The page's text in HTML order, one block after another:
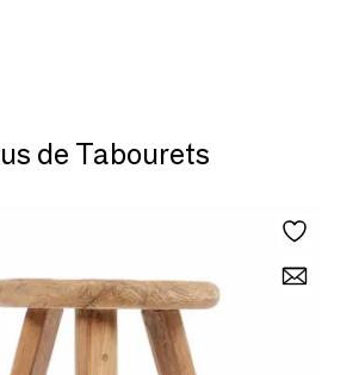
de Tabourets